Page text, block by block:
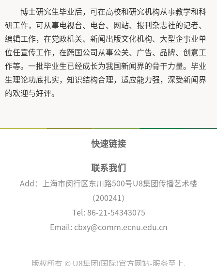
博士研究生毕业后，可在高校和研究机构从事教学和科
研工作，可从事电视台、电台、网站、报刊杂志社的记者、
编辑工作，在党政机关、新闻出版文化机构、大型企事业单
位任宣传工作，在跨国公司从事公关、广告、品牌、创意工
作等。一批毕业生已经成长为我国新闻界的骨干力量。毕业
生理论功底扎实，知识结构合理，适应能力强，深受新闻界
的欢迎与好评。
快速链接
联系我们
Add：上海市闵行区东川路500号U8集团传播艺术楼
（200241）
Tel: 86-21-54343075
Email: cbxy@comm.ecnu.edu.cn
版权所有 © U8集团(国际)官方网站-服务至上.